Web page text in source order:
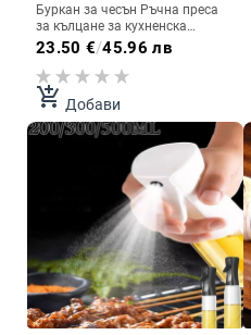
Буркан за чесън Ръчна преса
за кълцане за кухненска
дървена купа Подправки за
черен пипер
23.50 €/45.96 лв
add_shopping_cart Добави